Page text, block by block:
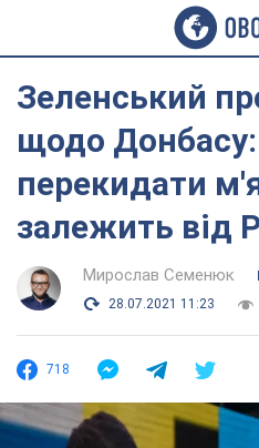
Зеленський
щодо Донбасу:
перекидати
залежить від
Мирослав Семенюк
28.07.2021 11:23
718